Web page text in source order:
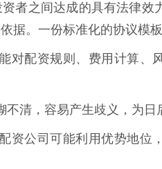
者之间达成的具有法律效
据。一份标准化的协议模
对配资规则、费用计算、
清，容易产生歧义，为日
资公司可能利用优势地位